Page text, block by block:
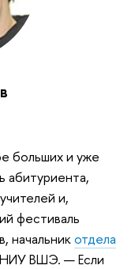
больших и уже
абитуриента,
и,
фестиваль
начальникотдела
ВШЭ. — Если